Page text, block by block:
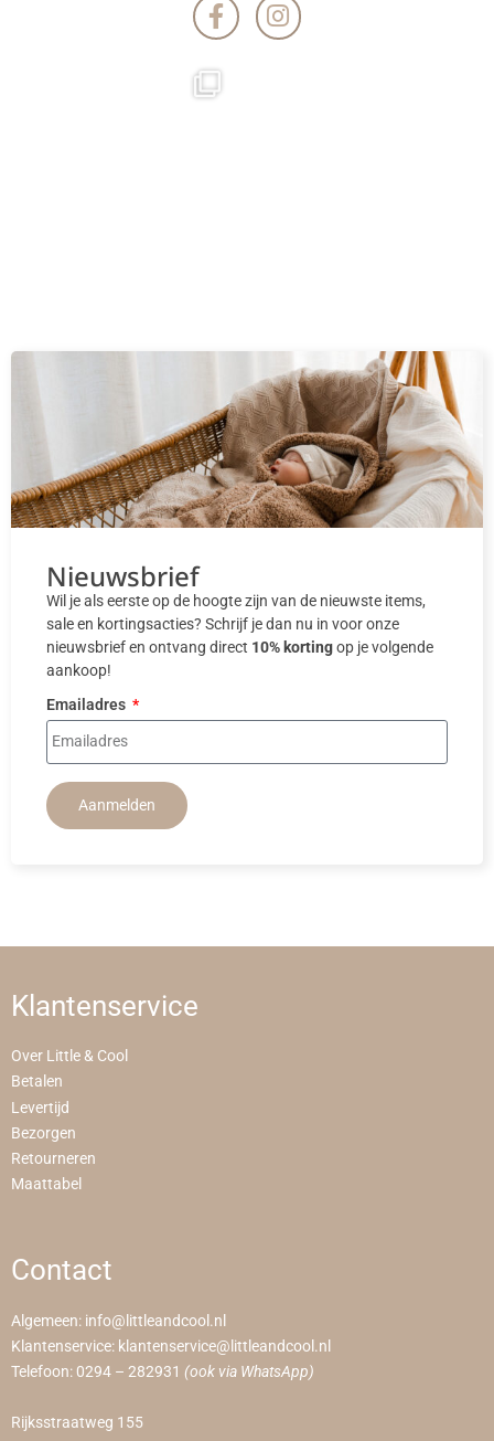
Nieuwsbrief
Wil je als eerste op de hoogte zijn van de nieuwste items,
sale en kortingsacties? Schrijf je dan nu in voor onze
nieuwsbrief en ontvang direct 10% kortingop je volgende
aankoop!
Emailadres
Aanmelden
Klantenservice
Over Little & Cool
Betalen
Levertijd
Bezorgen
Retourneren
Maattabel
Contact
Algemeen: info@littleandcool.nl
Klantenservice: klantenservice@littleandcool.nl
Telefoon: 0294 – 282931 (ook via WhatsApp)
Rijksstraatweg 155